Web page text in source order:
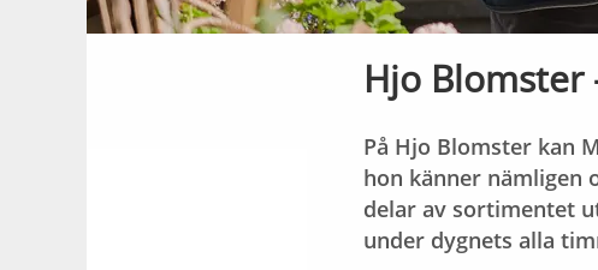
Hjo
På Hjo Blomster kan
hon känner nämligen
delar av sortimentet
under dygnets alla